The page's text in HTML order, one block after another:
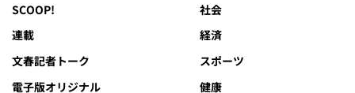
SCOOP!
連載
文春記者トーク
電子版オリジナル
社会
経済
スポーツ
健康